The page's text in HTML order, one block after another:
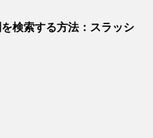
検索する方法：スラッシ